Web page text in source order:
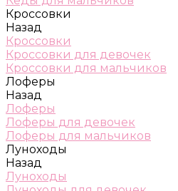
Кроссовки
Назад
Кроссовки
Кроссовки для девочек
Кроссовки для мальчиков
Лоферы
Назад
Лоферы
Лоферы для девочек
Лоферы для мальчиков
Луноходы
Назад
Луноходы